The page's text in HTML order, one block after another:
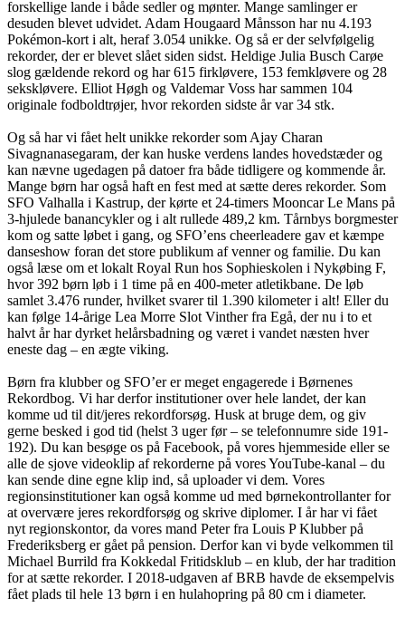
forskellige lande i både sedler og mønter. Mange samlinger er
desuden blevet udvidet. Adam Hougaard Månsson har nu 4.193
Pokémon-kort i alt, heraf 3.054 unikke. Og så er der selvfølgelig
rekorder, der er blevet slået siden sidst. Heldige Julia Busch Carøe
slog gældende rekord og har 615 firkløvere, 153 femkløvere og 28
sekskløvere. Elliot Høgh og Valdemar Voss har sammen 104
originale fodboldtrøjer, hvor rekorden sidste år var 34 stk.
Og så har vi fået helt unikke rekorder som Ajay Charan
Sivagnanasegaram, der kan huske verdens landes hovedstæder og
kan nævne ugedagen på datoer fra både tidligere og kommende år.
Mange børn har også haft en fest med at sætte deres rekorder. Som
SFO Valhalla i Kastrup, der kørte et 24-timers Mooncar Le Mans på
3-hjulede banancykler og i alt rullede 489,2 km. Tårnbys borgmester
kom og satte løbet i gang, og SFO’ens cheerleadere gav et kæmpe
danseshow foran det store publikum af venner og familie. Du kan
også læse om et lokalt Royal Run hos Sophieskolen i Nykøbing F,
hvor 392 børn løb i 1 time på en 400-meter atletikbane. De løb
samlet 3.476 runder, hvilket svarer til 1.390 kilometer i alt! Eller du
kan følge 14-årige Lea Morre Slot Vinther fra Egå, der nu i to et
halvt år har dyrket helårsbadning og været i vandet næsten hver
eneste dag – en ægte viking.
Børn fra klubber og SFO’er er meget engagerede i Børnenes
Rekordbog. Vi har derfor institutioner over hele landet, der kan
komme ud til dit/jeres rekordforsøg. Husk at bruge dem, og giv
gerne besked i god tid (helst 3 uger før – se telefonnumre side 191-
192). Du kan besøge os på Facebook, på vores hjemmeside eller se
alle de sjove videoklip af rekorderne på vores YouTube-kanal – du
kan sende dine egne klip ind, så uploader vi dem. Vores
regionsinstitutioner kan også komme ud med børnekontrollanter for
at overvære jeres rekordforsøg og skrive diplomer. I år har vi fået
nyt regionskontor, da vores mand Peter fra Louis P Klubber på
Frederiksberg er gået på pension. Derfor kan vi byde velkommen til
Michael Burrild fra Kokkedal Fritidsklub – en klub, der har tradition
for at sætte rekorder. I 2018-udgaven af BRB havde de eksempelvis
fået plads til hele 13 børn i en hulahopring på 80 cm i diameter.